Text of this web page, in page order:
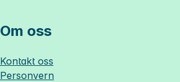
Om oss
Kontakt oss
Personvern